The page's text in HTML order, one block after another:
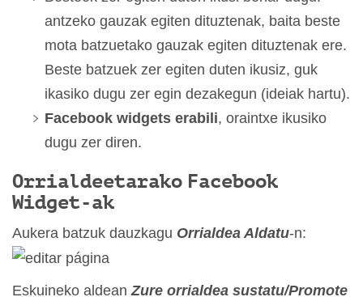
antzeko gauzak egiten dituztenak, baita beste
mota batzuetako gauzak egiten dituztenak ere.
Beste batzuek zer egiten duten ikusiz, guk
ikasiko dugu zer egin dezakegun (ideiak hartu).
Facebook widgets erabili, oraintxe ikusiko
dugu zer diren.
Orrialdeetarako Facebook
Widget-ak
Aukera batzuk dauzkagu Orrialdea Aldatu-n:
Eskuineko aldeanZure orrialdea sustatu/Promote